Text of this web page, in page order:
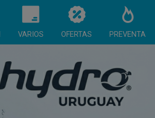
VARIOS OFERTAS PREVENTA